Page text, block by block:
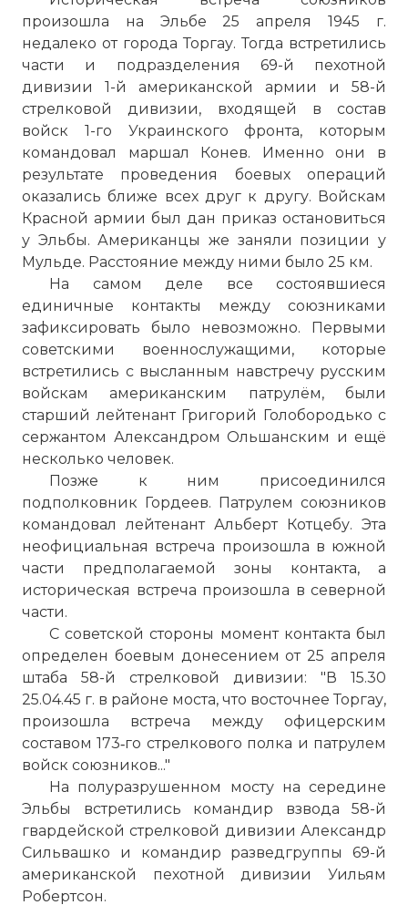
произошла на Эльбе 25 апреля 1945 г.
недалеко от города Торгау. Тогда встретились
части и подразделения 69-й пехотной
дивизии 1-й американской армии и 58-й
стрелковой дивизии, входящей в состав
войск 1-го Украинского фронта, которым
командовал маршал Конев. Именно они в
результате проведения боевых операций
оказались ближе всех друг к другу. Войскам
Красной армии был дан приказ остановиться
у Эльбы. Американцы же заняли позиции у
Мульде. Расстояние между ними было 25 км.
На самом деле все состоявшиеся
единичные контакты между союзниками
зафиксировать было невозможно. Первыми
советскими военнослужащими, которые
встретились с высланным навстречу русским
войскам американским патрулём, были
старший лейтенант Григорий Голобородько с
сержантом Александром Ольшанским и ещё
несколько человек.
Позже к ним присоединился
подполковник Гордеев. Патрулем союзников
командовал лейтенант Альберт Котцебу. Эта
неофициальная встреча произошла в южной
части предполагаемой зоны контакта, а
историческая встреча произошла в северной
части.
С советской стороны момент контакта был
определен боевым донесением от 25 апреля
штаба 58-й стрелковой дивизии: "В 15.30
25.04.45 г. в районе моста, что восточнее Торгау,
произошла встреча между офицерским
составом 173‑го стрелкового полка и патрулем
войск союзников..."
На полуразрушенном мосту на середине
Эльбы встретились командир взвода 58-й
гвардейской стрелковой дивизии Александр
Сильвашко и командир разведгруппы 69-й
американской пехотной дивизии Уильям
Робертсон.
☓